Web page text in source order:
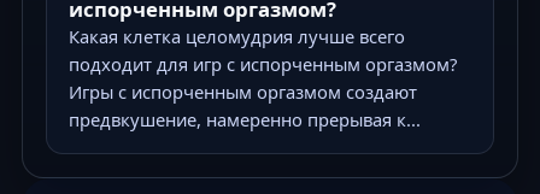
испорченным оргазмом?
Какая клетка целомудрия лучше всего
подходит для игр с испорченным оргазмом?
Игры с испорченным оргазмом создают
предвкушение, намеренно прерывая к...